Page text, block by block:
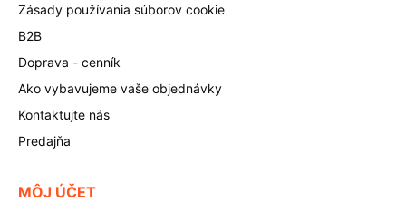
Zásady používania súborov cookie
B2B
Doprava - cenník
Ako vybavujeme vaše objednávky
Kontaktujte nás
Predajňa
MÔJ ÚČET